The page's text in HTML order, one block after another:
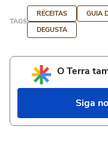
TAGS
RECEITAS GUIA
DEGUSTA
O Terra
Siga